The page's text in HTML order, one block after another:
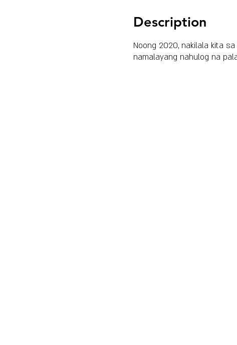
Description
Noong 2020, nakilala kita
namalayang nahulog na